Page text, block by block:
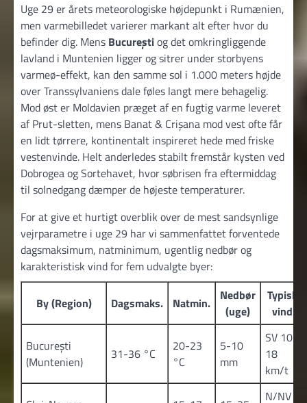
Uge 29 er årets meteorologiske højdepunkt i Rumænien,
men varmebilledet varierer markant alt efter hvor du
befinder dig. Mens Bucureștiog det omkringliggende
lavland i Muntenien ligger og sitrer under storbyens
varmeø-effekt, kan den samme sol i 1.000 meters højde
over Transsylvaniens dale føles langt mere behagelig.
Mod øst er Moldavien præget af en fugtig varme leveret
af Prut-sletten, mens Banat & Crișana mod vest ofte får
en lidt tørrere, kontinentalt inspireret hede med friske
vestenvinde. Helt anderledes stabilt fremstår kysten ved
Dobrogea og Sortehavet, hvor søbrisen fra eftermiddag
til solnedgang dæmper de højeste temperaturer.
For at give et hurtigt overblik over de mest sandsynlige
vejrparametre i uge 29 har vi sammenfattet forventede
dagsmaksimum, natminimum, ugentlig nedbør og
karakteristisk vind for fem udvalgte byer:
By (Region) Dagsmaks. Natmin.
Nedbør
(uge)
Typisk
vind
București
(Muntenien)
31-36 °C
20-23
°C
5-10
mm
SV 10-
18
km/t
N/NV